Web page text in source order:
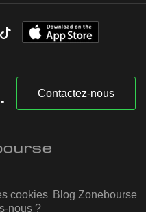
Contactez-nous
cookies Blog Zonebourse
nous ?